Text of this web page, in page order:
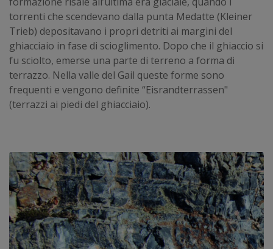
torrenti che scendevano dalla punta Medatte (Kleiner
Trieb) depositavano i propri detriti ai margini del
ghiacciaio in fase di scioglimento. Dopo che il ghiaccio si
fu sciolto, emerse una parte di terreno a forma di
terrazzo. Nella valle del Gail queste forme sono
frequenti e vengono definite “Eisrandterrassen"
(terrazzi ai piedi del ghiacciaio).